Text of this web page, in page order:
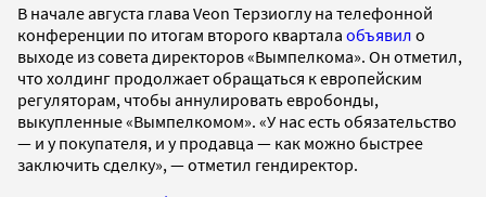
В начале августа глава Veon Терзиоглу на телефонной
конференции по итогам второго квартала объявил о
выходе из совета директоров «Вымпелкома». Он отметил,
что холдинг продолжает обращаться к европейским
регуляторам, чтобы аннулировать евробонды,
выкупленные «Вымпелкомом». «У нас есть обязательство
— и у покупателя, и у продавца — как можно быстрее
заключить сделку», — отметил гендиректор.